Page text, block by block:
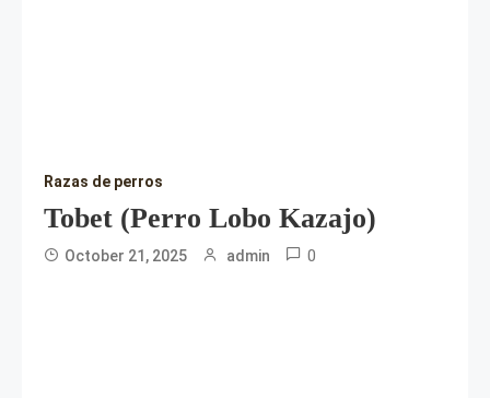
Razas de perros
Tobet (perro Lobo Kazajo)
October 21, 2025 admin 0